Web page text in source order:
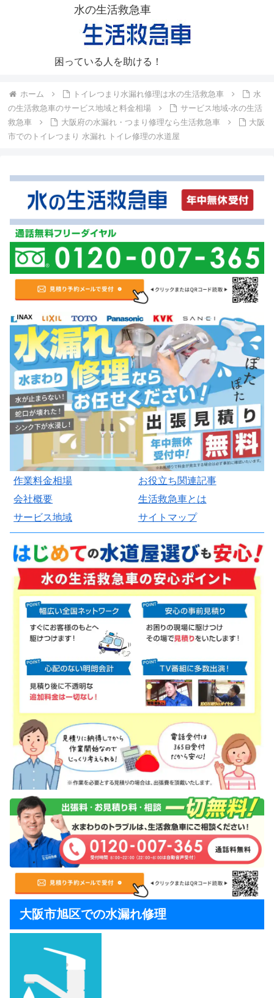
水の生活救急車
困っている人を助ける！
ホーム トイレつまり水漏れ修理は水の生活救急車
水
の生活救急車のサービス地域と料金相場
サービス地域-水の生活
救急車
大阪府の水漏れ・つまり修理なら生活救急車
大阪
市でのトイレつまり 水漏れ トイレ修理の水道屋
作業料金相場
お役立ち関連記事
会社概要
生活救急車とは
サービス地域
サイトマップ
大阪市旭区での水漏れ修理